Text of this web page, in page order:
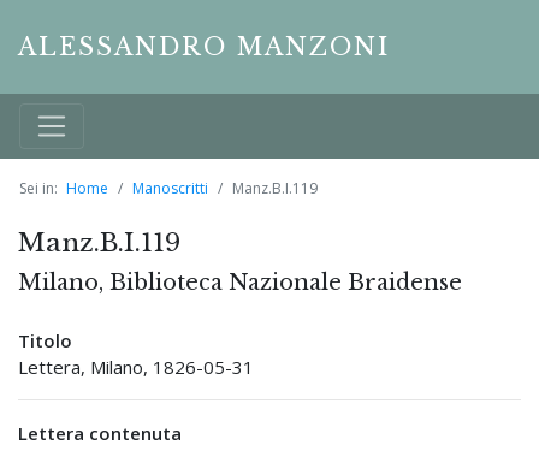
ALESSANDRO MANZONI
Sei in: Home Manoscritti Manz.B.I.119
Manz.B.I.119
Milano, Biblioteca Nazionale Braidense
Titolo
Lettera, Milano, 1826-05-31
Lettera contenuta